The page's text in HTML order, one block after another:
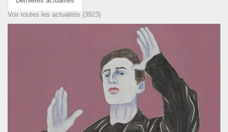
Voir toutes les actualités (3923)